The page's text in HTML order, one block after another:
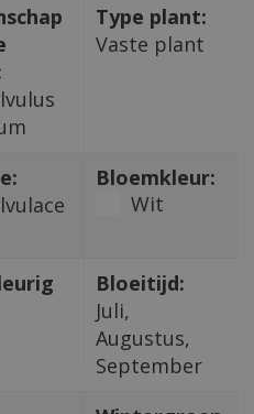
Type plant:
Vaste plant
Bloemkleur:
Wit
Bloeitijd:
Juli,
Augustus,
September